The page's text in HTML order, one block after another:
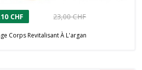
CHF 23,00 CHF
Corps Revitalisant À L'argan